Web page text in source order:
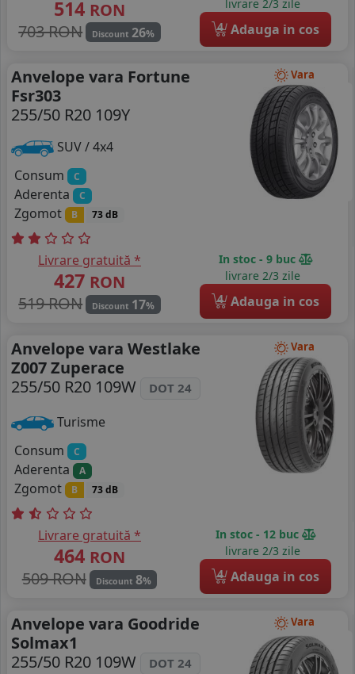
514 RON
703 RON
Discount 26%
livrare 2/3 zile
4 Adauga in cos
Vara
Anvelope vara Fortune
Fsr303
255/50 R20 109Y
SUV / 4x4
Consum
C
Aderenta C
Zgomot B 73 dB
Livrare gratuită *
427 RON
519 RON
Discount 17%
In stoc - 9 buc
livrare 2/3 zile
4 Adauga in cos
Vara
Anvelope vara Westlake
Z007 Zuperace
255/50 R20 109W
DOT 24
Turisme
Consum
C
Aderenta A
Zgomot B 73 dB
Livrare gratuită *
464 RON
509 RON
Discount 8%
In stoc - 12 buc
livrare 2/3 zile
4 Adauga in cos
Vara
Anvelope vara Goodride
Solmax1
255/50 R20 109W
DOT 24